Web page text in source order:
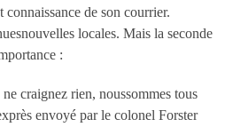
de son courrier.
locales. Mais la seconde
:
craignez rien, noussommes tous
envoyé par le colonel Forster